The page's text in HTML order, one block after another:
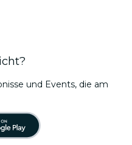
und Events, die am